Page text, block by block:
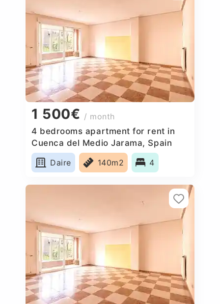
1 500€ / month
4 bedrooms apartment for rent in
Cuenca del Medio Jarama, Spain
Daire
140m2 4